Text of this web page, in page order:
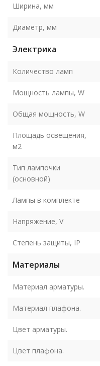
Ширина, мм
Диаметр, мм
Электрика
Количество ламп
Мощность лампы, W
Общая мощность, W
Площадь освещения,
м2
Тип лампочки
(основной)
Лампы в комплекте
Напряжение, V
Степень защиты, IP
Материалы
Материал арматуры.
Материал плафона.
Цвет арматуры.
Цвет плафона.